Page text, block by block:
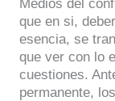
Medios del
que en si,
esencia, se
que ver con lo
cuestiones.
permanente,